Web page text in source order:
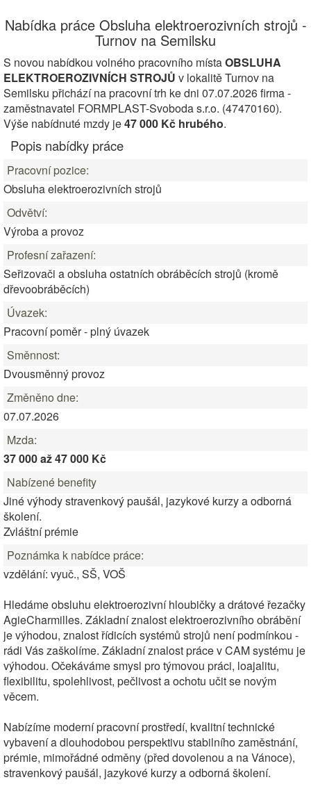
Nabídka práce Obsluha elektroerozivních strojů -
Turnov na Semilsku
S novou nabídkou volného pracovního místaOBSLUHA
ELEKTROEROZIVNÍCH STROJŮ v lokalitě Turnov na
Semilsku přichází na pracovní trh ke dni 07.07.2026 firma -
zaměstnavatel FORMPLAST-Svoboda s.r.o. (47470160).
Výše nabídnuté mzdy je47 000 Kč hrubého.
Popis nabídky práce
Pracovní pozice:
Obsluha elektroerozivních strojů
Odvětví:
Výroba a provoz
Profesní zařazení:
Seřizovači a obsluha ostatních obráběcích strojů (kromě
dřevoobráběcích)
Úvazek:
Pracovní poměr - plný úvazek
Směnnost:
Dvousměnný provoz
Změněno dne:
07.07.2026
Mzda:
37 000 až 47 000 Kč
Nabízené benefity
Jiné výhody stravenkový paušál, jazykové kurzy a odborná
školení.
Zvláštní prémie
Poznámka k nabídce práce:
vzdělání: vyuč., SŠ, VOŠ
Hledáme obsluhu elektroerozivní hloubičky a drátové řezačky
AgieCharmilles. Základní znalost elektroerozivního obrábění
je výhodou, znalost řídicích systémů strojů není podmínkou -
rádi Vás zaškolíme. Základní znalost práce v CAM systému je
výhodou. Očekáváme smysl pro týmovou práci, loajalitu,
flexibilitu, spolehlivost, pečlivost a ochotu učit se novým
věcem.
Nabízíme moderní pracovní prostředí, kvalitní technické
vybavení a dlouhodobou perspektivu stabilního zaměstnání,
prémie, mimořádné odměny (před dovolenou a na Vánoce),
stravenkový paušál, jazykové kurzy a odborná školení.